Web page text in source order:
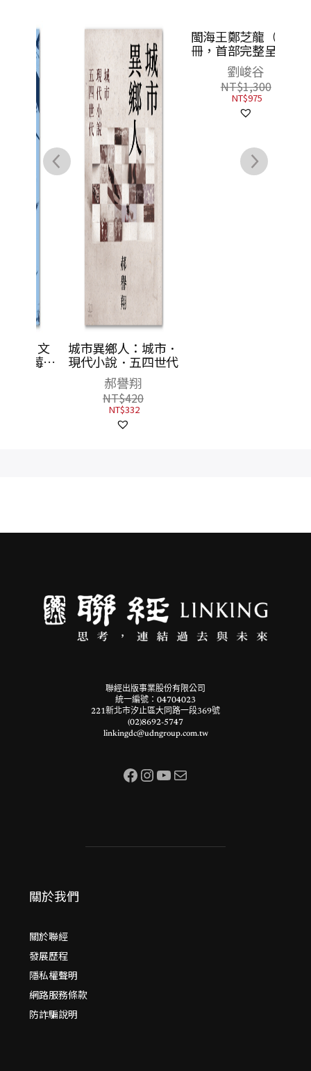
城市異鄉人：城市．
現代小說．五四世代
郝譽翔
420
332
閩海王鄭芝龍（全三
冊，首部完整呈現鄭
芝龍傳奇一生的歷史
小說）
劉峻谷
1,300
975
聯經出版事業股份有限公司
統一編號：04704023
221新北市汐止區大同路一段369號
(02)8692-5747
linkingdc@udngroup.com.tw
Facebook InstagramYouTube 電子郵件
關於我們
關於聯經
發展歷程
隱私權聲明
網路服務條款
防詐騙說明